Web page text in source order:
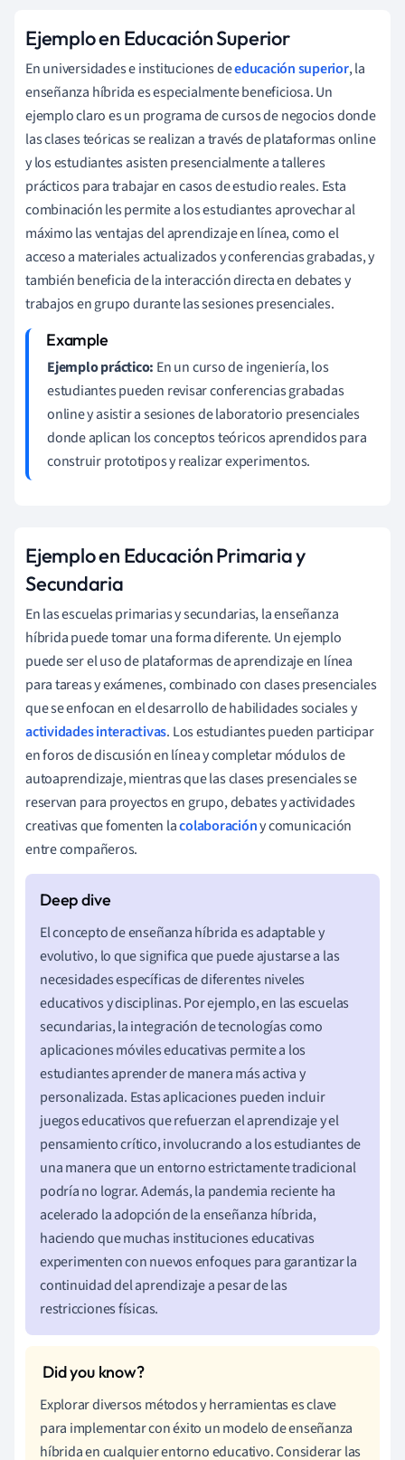
Ejemplo en Educación Superior
En universidades e instituciones deeducación superior, la
enseñanza híbrida es especialmente beneficiosa. Un
ejemplo claro es un programa de cursos de negocios donde
las clases teóricas se realizan a través de plataformas online
y los estudiantes asisten presencialmente a talleres
prácticos para trabajar en casos de estudio reales. Esta
combinación les permite a los estudiantes aprovechar al
máximo las ventajas del aprendizaje en línea, como el
acceso a materiales actualizados y conferencias grabadas, y
también beneficia de la interacción directa en debates y
trabajos en grupo durante las sesiones presenciales.
Ejemplo práctico: En un curso de ingeniería, los
estudiantes pueden revisar conferencias grabadas
online y asistir a sesiones de laboratorio presenciales
donde aplican los conceptos teóricos aprendidos para
construir prototipos y realizar experimentos.
Ejemplo en Educación Primaria y
Secundaria
En las escuelas primarias y secundarias, la enseñanza
híbrida puede tomar una forma diferente. Un ejemplo
puede ser el uso de plataformas de aprendizaje en línea
para tareas y exámenes, combinado con clases presenciales
que se enfocan en el desarrollo de habilidades sociales y
actividades interactivas. Los estudiantes pueden participar
en foros de discusión en línea y completar módulos de
autoaprendizaje, mientras que las clases presenciales se
reservan para proyectos en grupo, debates y actividades
creativas que fomenten lacolaboracióny comunicación
entre compañeros.
El concepto de enseñanza híbrida es adaptable y
evolutivo, lo que significa que puede ajustarse a las
necesidades específicas de diferentes niveles
educativos y disciplinas. Por ejemplo, en las escuelas
secundarias, la integración de tecnologías como
aplicaciones móviles educativas permite a los
estudiantes aprender de manera más activa y
personalizada. Estas aplicaciones pueden incluir
juegos educativos que refuerzan el aprendizaje y el
pensamiento crítico, involucrando a los estudiantes de
una manera que un entorno estrictamente tradicional
podría no lograr. Además, la pandemia reciente ha
acelerado la adopción de la enseñanza híbrida,
haciendo que muchas instituciones educativas
experimenten con nuevos enfoques para garantizar la
continuidad del aprendizaje a pesar de las
restricciones físicas.
Explorar diversos métodos y herramientas es clave
para implementar con éxito un modelo de enseñanza
híbrida en cualquier entorno educativo. Considerar las